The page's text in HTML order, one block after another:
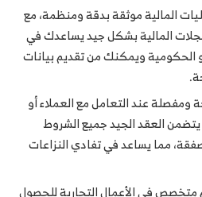
المالية موثقة بدقة ومنظمة، مع
المالية بشكل جيد يساعدك في
الحكومية ويمكنك من تقديم بيانات
عند التعامل مع العملاء أو
يتضمن العقد الجيد جميع الشروط
مما يساعد في تفادي النزاعات
في الأعمال التجارية للحصول